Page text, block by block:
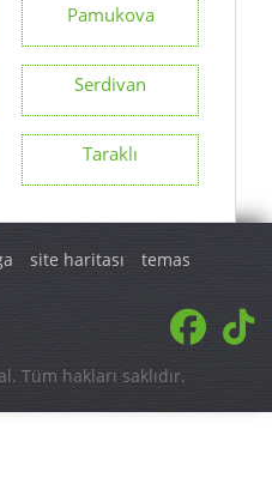
Pamukova
Serdivan
Taraklı
site haritası
temas
Tüm hakları saklıdır.